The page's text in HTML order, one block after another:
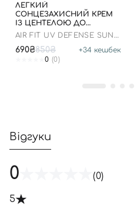
ЛЕГКИЙ
СОНЦЕЗАХИСНИЙ КРЕМ
ІЗ ЦЕНТЕЛОЮ ДО
07.01.2027 РОКУ
AIR FIT UV DEFENSE SUN
690₴850₴ +34 кешбек
0 (0)
Відгуки
0 (0)
5